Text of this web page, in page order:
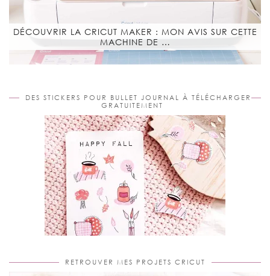
DÉCOUVRIR LA CRICUT MAKER : MON AVIS SUR CETTE
MACHINE DE …
DES STICKERS POUR BULLET JOURNAL À TÉLÉCHARGER
GRATUITEMENT
RETROUVER MES PROJETS CRICUT